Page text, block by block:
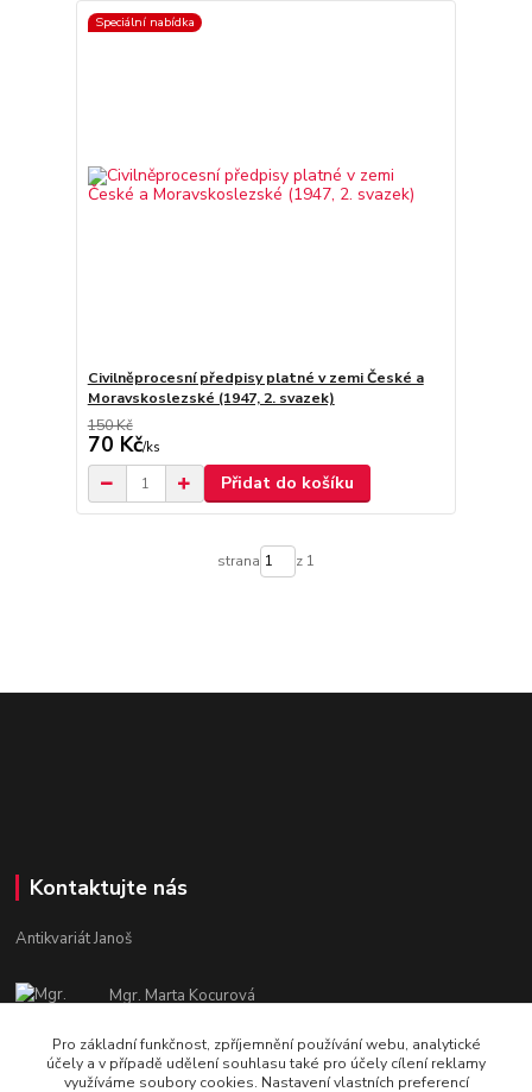
Speciální nabídka
Civilněprocesní předpisy platné v zemi České a
Moravskoslezské (1947, 2. svazek)
150 Kč
70 Kč/ks
Přidat do košíku
strana z 1
Kontaktujte nás
Antikvariát Janoš
Mgr. Marta Kocurová
Po - Pá: 9:00 - 15:00
Pro základní funkčnost, zpříjemnění používání webu, analytické
účely a v případě udělení souhlasu také pro účely cílení reklamy
využíváme soubory cookies. Nastavení vlastních preferencí